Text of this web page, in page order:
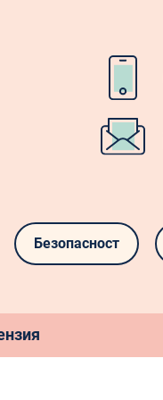
Безопасност